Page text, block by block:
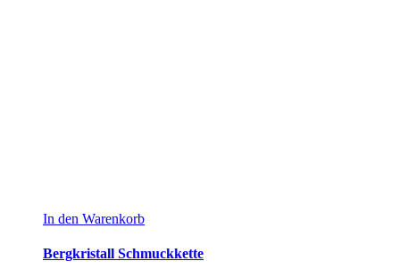
In den Warenkorb
Bergkristall Schmuckkette